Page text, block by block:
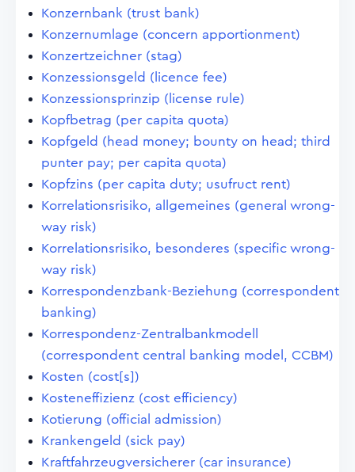
Konzernbank (trust bank)
Konzernumlage (concern apportionment)
Konzertzeichner (stag)
Konzessionsgeld (licence fee)
Konzessionsprinzip (license rule)
Kopfbetrag (per capita quota)
Kopfgeld (head money; bounty on head; third
punter pay; per capita quota)
Kopfzins (per capita duty; usufruct rent)
Korrelationsrisiko, allgemeines (general wrong-
way risk)
Korrelationsrisiko, besonderes (specific wrong-
way risk)
Korrespondenzbank-Beziehung (correspondent
banking)
Korrespondenz-Zentralbankmodell
(correspondent central banking model, CCBM)
Kosten (cost[s])
Kosteneffizienz (cost efficiency)
Kotierung (official admission)
Krankengeld (sick pay)
Kraftfahrzeugversicherer (car insurance)